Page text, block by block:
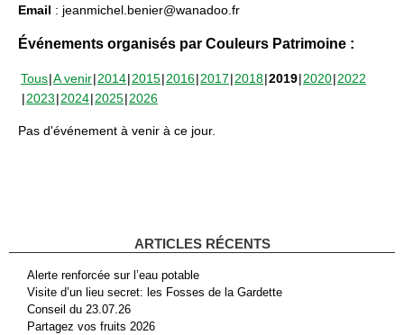
Email : jeanmichel.benier@wanadoo.fr
Événements organisés par Couleurs Patrimoine :
Tous A venir 2014 2015 2016 2017 2018 2019 2020 2022
2023 2024 2025 2026
Pas d'événement à venir à ce jour.
ARTICLES RÉCENTS
Alerte renforcée sur l’eau potable
Visite d’un lieu secret: les Fosses de la Gardette
Conseil du 23.07.26
Partagez vos fruits 2026